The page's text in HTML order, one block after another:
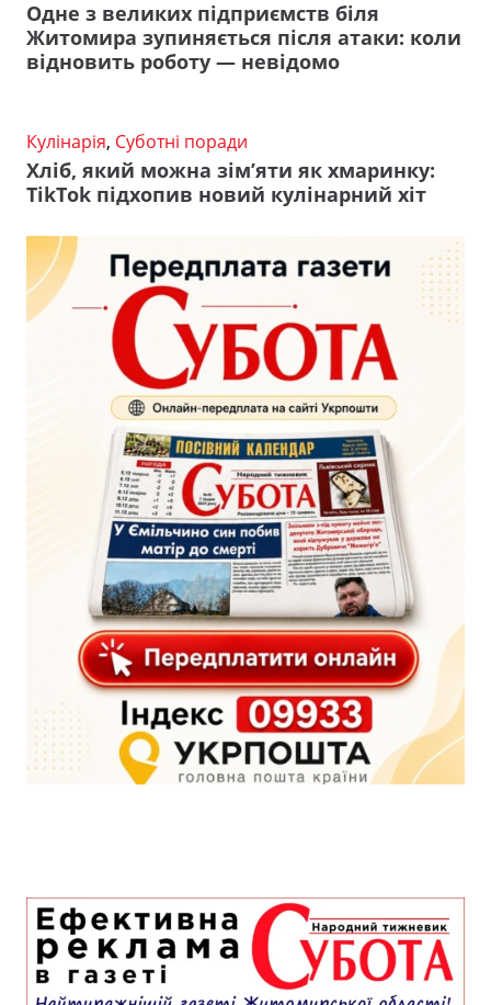
Одне з великих підприємств біля
Житомира зупиняється після атаки: коли
відновить роботу — невідомо
Кулінарія, Суботні поради
Хліб, який можна зім’яти як хмаринку:
TikTok підхопив новий кулінарний хіт